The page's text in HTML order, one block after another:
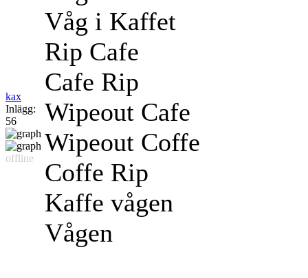
kax
Inlägg:
56
offline
Våg i Kaffet
Rip Cafe
Cafe Rip
Wipeout Cafe
Wipeout Coffe
Coffe Rip
Kaffe vågen
Vågen